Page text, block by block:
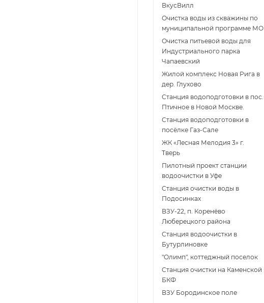
ВкусВилл
Очистка воды из скважины по
муниципальной программе МО
Очистка питьевой воды для
Индустриального парка
Чапаевский
Жилой комплекс Новая Рига в
дер. Глухово
Станция водоподготовки в пос.
Птичное в Новой Москве.
Станция водоподготовки в
поcёлке Газ-Сале
ЖК «Лесная Мелодия 3» г.
Тверь
Пилотный проект станции
водоочистки в Уфе
Станция очистки воды в
Подосинках
ВЗУ-22, п. Коренёво
Люберецкого района
Станция водоочистки в
Бутурлиновке
"Олимп", коттеджный поселок
Станция очистки на Каменской
БКФ
ВЗУ Бородинское поле